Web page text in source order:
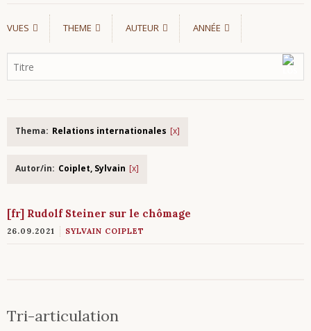
VUES THEME AUTEUR ANNÉE
Thema: Relations internationales
Autor/in: Coiplet, Sylvain
[fr] Rudolf Steiner sur le chômage
26.09.2021 SYLVAIN COIPLET
Tri-articulation